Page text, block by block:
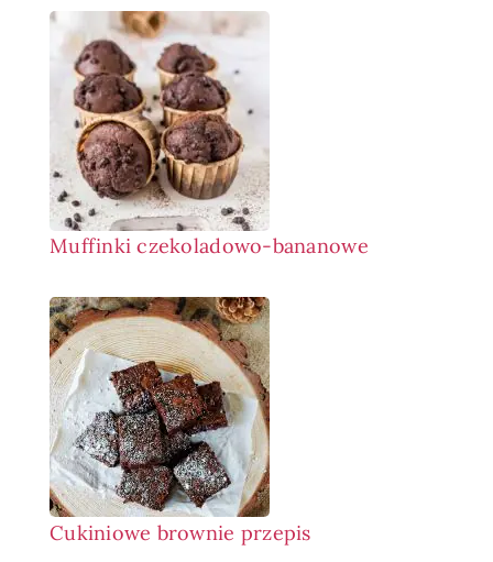
Muffinki czekoladowo-bananowe
Cukiniowe brownie przepis